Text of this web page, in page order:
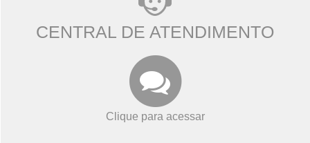
CENTRAL DE ATENDIMENTO
Clique para acessar